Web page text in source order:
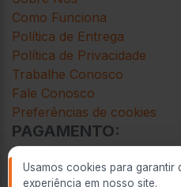
Como Funciona
Política de Entrega
Política de Privacidade
Trabalhe Conosco
Fale Conosco
Preferências de cookies
PAGAMENTO:
Cartão de Débito
Usamos cookies para garantir
experiência em nosso site.